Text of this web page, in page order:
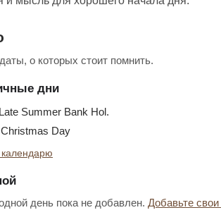
о которых стоит помнить.
дни
Summer Bank Hol.
Day
день пока не добавлен. Добавьте